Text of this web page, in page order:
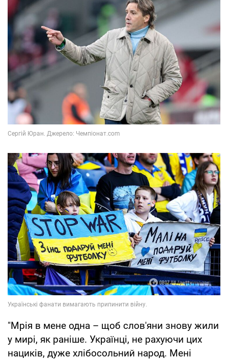
"Мрія в мене одна – щоб слов'яни знову жили
у мирі, як раніше. Українці, не рахуючи цих
нациків, дуже хлібосольний народ. Мені